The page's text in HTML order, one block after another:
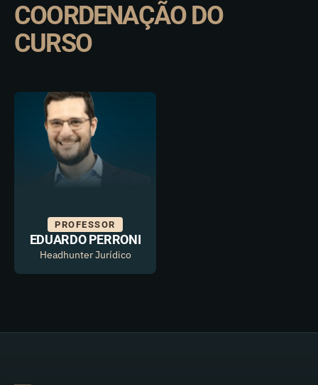
COORDENAÇÃO DO
CURSO
PROFESSOR
EDUARDO PERRONI
Headhunter Jurídico